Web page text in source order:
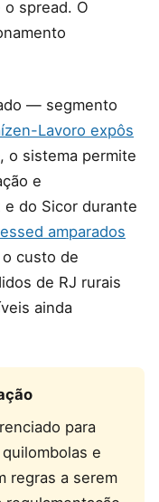
spread. O
— segmento
Lavoro expôs
o sistema permite
e
do Sicor durante
amparados
custo de
de RJ rurais
ainda
para
e
regras a serem